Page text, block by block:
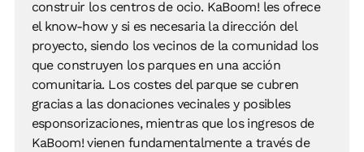
construir los centros de ocio. KaBoom! les ofrece
el know-how y si es necesaria la dirección del
proyecto, siendo los vecinos de la comunidad los
que construyen los parques en una acción
comunitaria. Los costes del parque se cubren
gracias a las donaciones vecinales y posibles
esponsorizaciones, mientras que los ingresos de
KaBoom! vienen fundamentalmente a través de